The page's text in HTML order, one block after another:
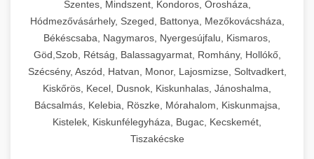
Szentes, Mindszent, Kondoros, Orosháza,
Hódmezővásárhely, Szeged, Battonya, Mezőkovácsháza,
Békéscsaba, Nagymaros, Nyergesújfalu, Kismaros,
Göd,Szob, Rétság, Balassagyarmat, Romhány, Hollókő,
Szécsény, Aszód, Hatvan, Monor, Lajosmizse, Soltvadkert,
Kiskőrös, Kecel, Dusnok, Kiskunhalas, Jánoshalma,
Bácsalmás, Kelebia, Röszke, Mórahalom, Kiskunmajsa,
Kistelek, Kiskunfélegyháza, Bugac, Kecskemét,
Tiszakécske